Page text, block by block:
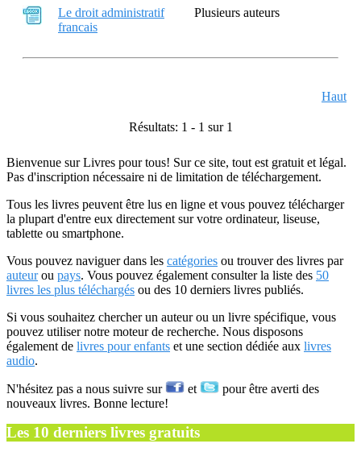
Le droit administratif
francais
Plusieurs auteurs
Haut
Résultats: 1 - 1 sur 1
Bienvenue sur Livres pour tous! Sur ce site, tout est gratuit et légal.
Pas d'inscription nécessaire ni de limitation de téléchargement.
Tous les livres peuvent être lus en ligne et vous pouvez télécharger
la plupart d'entre eux directement sur votre ordinateur, liseuse,
tablette ou smartphone.
Vous pouvez naviguer dans les catégories ou trouver des livres par
auteurou pays. Vous pouvez également consulter la liste des 50
livres les plus téléchargés ou des 10 derniers livres publiés.
Si vous souhaitez chercher un auteur ou un livre spécifique, vous
pouvez utiliser notre moteur de recherche. Nous disposons
également de livres pour enfants et une section dédiée aux livres
audio.
N'hésitez pas a nous suivre sur et
pour être averti des
nouveaux livres. Bonne lecture!
Les 10 derniers livres gratuits